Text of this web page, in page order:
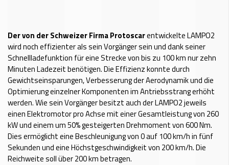
Der von der Schweizer Firma Protoscarentwickelte LAMPO2
wird noch effizienter als sein Vorgänger sein und dank seiner
Schnellladefunktion für eine Strecke von bis zu 100 km nur zehn
Minuten Ladezeit benötigen. Die Effizienz konnte durch
Gewichtseinsparungen, Verbesserung der Aerodynamik und die
Optimierung einzelner Komponenten im Antriebsstrang erhöht
werden. Wie sein Vorgänger besitzt auch der LAMPO2 jeweils
einen Elektromotor pro Achse mit einer Gesamtleistung von 260
kW und einem um 50% gesteigerten Drehmoment von 600 Nm.
Dies ermöglicht eine Beschleunigung von 0 auf 100 km/h in fünf
Sekunden und eine Höchstgeschwindigkeit von 200 km/h. Die
Reichweite soll über 200 km betragen.